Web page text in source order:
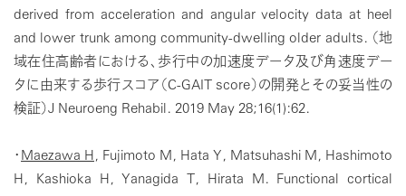
derived from acceleration and angular velocity data at heel
and lower trunk among community-dwelling older adults. （地
域在住高齢者における、歩行中の加速度データ及び角速度デー
タに由来する歩行スコア（C-GAIT score）の開発とその妥当性の
検証）J Neuroeng Rehabil. 2019 May 28;16(1):62.
・ Maezawa H , Fujimoto M, Hata Y, Matsuhashi M, Hashimoto
H, Kashioka H, Yanagida T, Hirata M. Functional cortical